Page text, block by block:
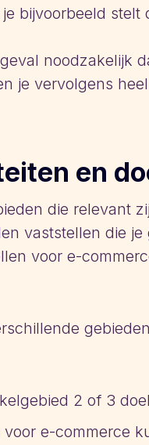
bijvoorbeeld stelt
noodzakelijk
je vervolgens
en
die relevant
vaststellen die
voor e-
2 of 3
e-commerce